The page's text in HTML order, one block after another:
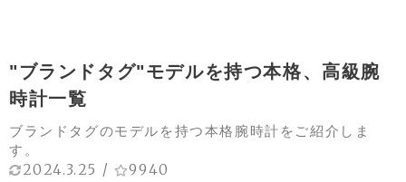
"ブランドタグ"モデルを持つ本格、高級腕
時計一覧
ブランドタグのモデルを持つ本格腕時計をご紹介しま
す。
2024.3.25 / 9940